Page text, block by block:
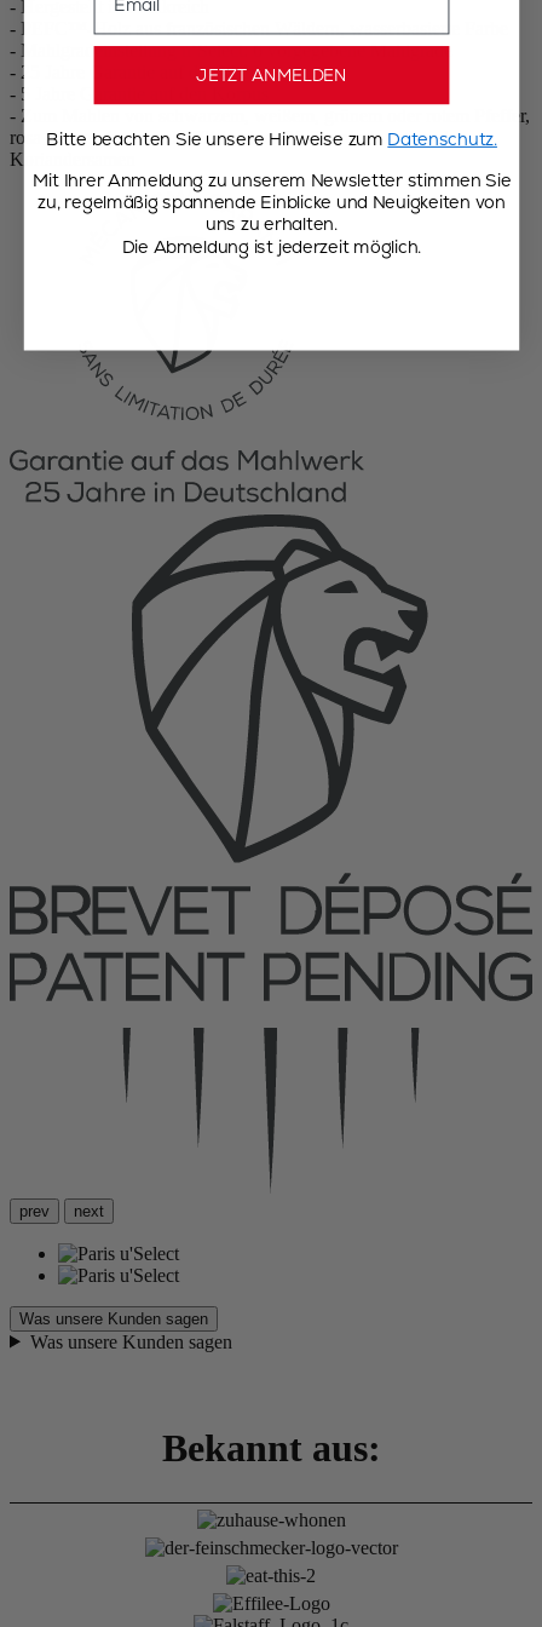
- Hergestellt in Frankreich
- PEFC™-Holz aus französischen Wäldern, wasserbasierte Farbe
- Mahlgradeinstellung u‘Select: 6 vorgegebene Mahlgrade
- 25 Jahre Garantie auf das Mahlwerk
- 5 Jahre Garantie auf den Korpus
- Zum Mahlen von schwarzem, weißem, grünem oder rotem Pfeffer,
rosa Beeren (maximal 15% in einer Pfeffermischung) und
Koriandersamen
prev next
Was unsere Kunden sagen
Was unsere Kunden sagen
Bekannt aus:
JETZT ANMELDEN
Bitte beachten Sie unsere Hinweise zum Datenschutz.
Mit Ihrer Anmeldung zu unserem Newsletter stimmen Sie
zu, regelmäßig spannende Einblicke und Neuigkeiten von
uns zu erhalten.
Die Abmeldung ist jederzeit möglich.